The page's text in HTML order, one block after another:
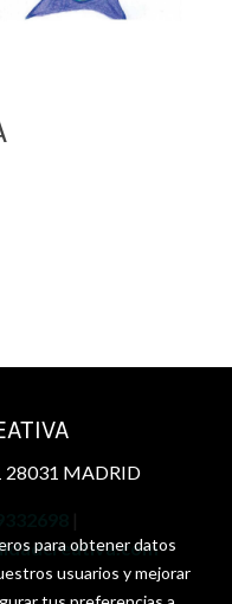
28031 MADRID
|
para obtener datos
usuarios y mejorar